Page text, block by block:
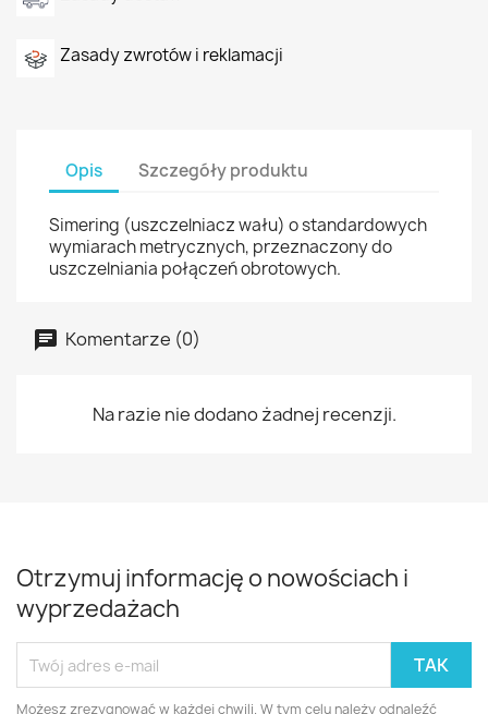
Zasady zwrotów i reklamacji
Opis Szczegóły produktu
Simering (uszczelniacz wału) o standardowych
wymiarach metrycznych, przeznaczony do
uszczelniania połączeń obrotowych.
Komentarze (0)
Na razie nie dodano żadnej recenzji.
Otrzymuj informację o nowościach i
wyprzedażach
Możesz zrezygnować w każdej chwili. W tym celu należy odnaleźć